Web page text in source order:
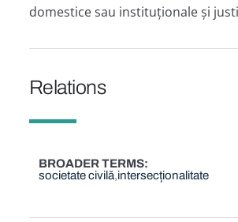
domestice sau instituționale și
Relations
BROADER TERMS
societate civilă intersecționalitate